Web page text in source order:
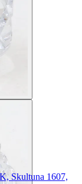
Skultuna 1607,